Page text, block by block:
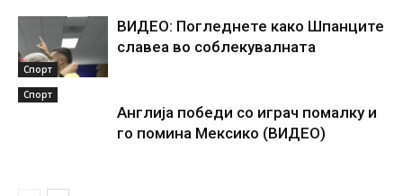
Спорт
ВИДЕО: Погледнете како Шпанците
славеа во соблекувалната
Спорт
Англија победи со играч помалку и
го помина Мексико (ВИДЕО)